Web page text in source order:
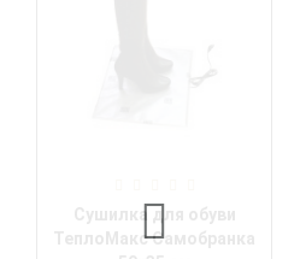
ТеплоМакс Самобранка